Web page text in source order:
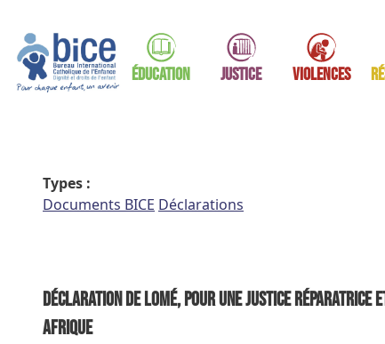
Éducation Justice Violences
Types :
Documents BICE Déclarations
Déclaration de Lomé, pour une justice
Afrique